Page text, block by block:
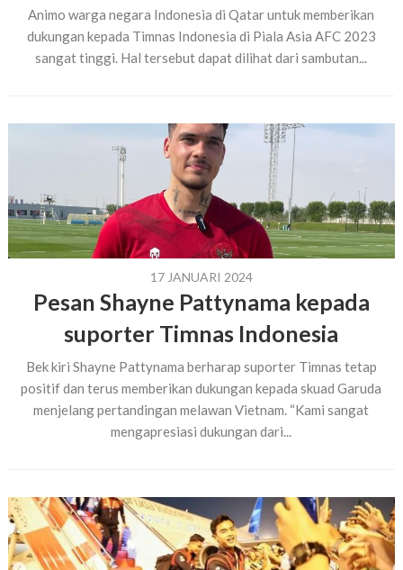
Animo warga negara Indonesia di Qatar untuk memberikan
dukungan kepada Timnas Indonesia di Piala Asia AFC 2023
sangat tinggi. Hal tersebut dapat dilihat dari sambutan...
17 JANUARI 2024
Pesan Shayne Pattynama kepada
suporter Timnas Indonesia
Bek kiri Shayne Pattynama berharap suporter Timnas tetap
positif dan terus memberikan dukungan kepada skuad Garuda
menjelang pertandingan melawan Vietnam. “Kami sangat
mengapresiasi dukungan dari...